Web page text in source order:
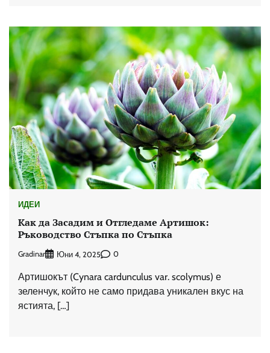
ИДЕИ
Как да Засадим и Отгледаме Артишок:
Ръководство Стъпка по Стъпка
Gradinar Юни 4, 2025 0
Артишокът (Cynara cardunculus var. scolymus) е
зеленчук, който не само придава уникален вкус на
ястията, […]